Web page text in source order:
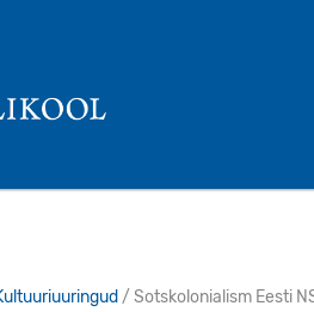
/ Sotskolonialism Eesti